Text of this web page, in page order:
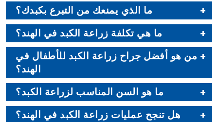
ما الذي يمنعك من التبرع بكبدك؟
ما هي تكلفة زراعة الكبد في الهند؟
من هو أفضل جراح زراعة الكبد للأطفال في
الهند؟
ما هو السن المناسب لزراعة الكبد؟
هل تنجح عمليات زراعة الكبد في الهند؟